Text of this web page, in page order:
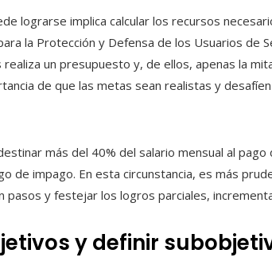
lograrse implica calcular los recursos
la Protección y Defensa de los Usuarios de
un presupuesto y, de ellos, apenas la
de que las metas sean realistas y
más del 40% del salario mensual al
de impago. En esta circunstancia, es más
y festejar los logros parciales,
y definir